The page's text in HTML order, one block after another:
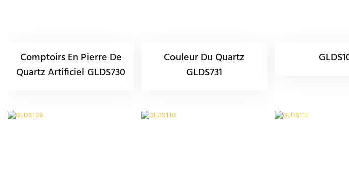
Comptoirs En Pierre De
Quartz Artificiel GLDS730
Couleur Du Quartz
GLDS731